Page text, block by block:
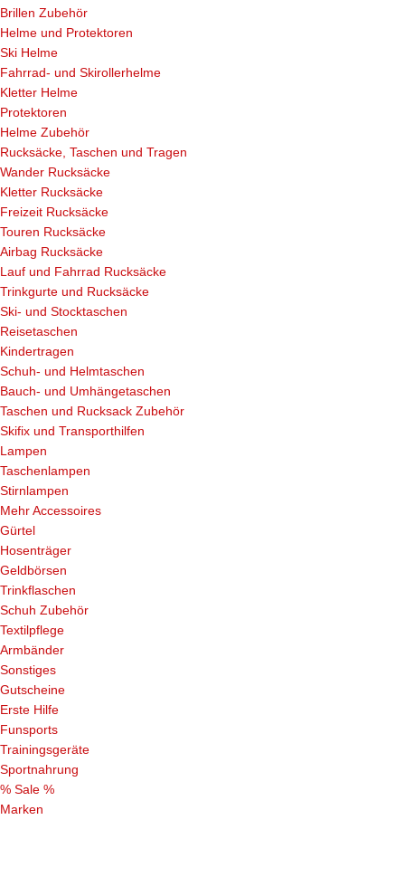
Brillen Zubehör
Helme und Protektoren
Ski Helme
Fahrrad- und Skirollerhelme
Kletter Helme
Protektoren
Helme Zubehör
Rucksäcke, Taschen und Tragen
Wander Rucksäcke
Kletter Rucksäcke
Freizeit Rucksäcke
Touren Rucksäcke
Airbag Rucksäcke
Lauf und Fahrrad Rucksäcke
Trinkgurte und Rucksäcke
Ski- und Stocktaschen
Reisetaschen
Kindertragen
Schuh- und Helmtaschen
Bauch- und Umhängetaschen
Taschen und Rucksack Zubehör
Skifix und Transporthilfen
Lampen
Taschenlampen
Stirnlampen
Mehr Accessoires
Gürtel
Hosenträger
Geldbörsen
Trinkflaschen
Schuh Zubehör
Textilpflege
Armbänder
Sonstiges
Gutscheine
Erste Hilfe
Funsports
Trainingsgeräte
Sportnahrung
% Sale %
Marken